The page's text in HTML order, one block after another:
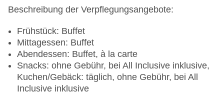
Beschreibung der Verpflegungsangebote:
Frühstück: Buffet
Mittagessen: Buffet
Abendessen: Buffet, à la carte
Snacks: ohne Gebühr, bei All Inclusive inklusive,
Kuchen/Gebäck: täglich, ohne Gebühr, bei All
Inclusive inklusive